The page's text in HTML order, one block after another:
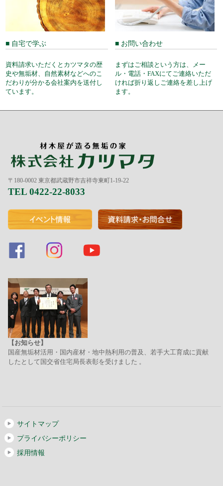
■ 自宅で学ぶ
資料請求いただくとカツマタの歴
史や無垢材、自然素材などへのこ
だわりが分かる会社案内を送付し
ています。
■ お問い合わせ
まずはご相談という方は、メー
ル・電話・FAXにてご連絡いただ
ければ折り返しご連絡を差し上げ
ます。
〒180-0002 東京都武蔵野市吉祥寺東町1-19-22
TEL 0422-22-8033
【お知らせ】
国産無垢材活用・国内産材・地中熱利用の普及、若手大工育成に貢献
したとして国交省住宅局長表彰を受けました 。
サイトマップ
プライバシーポリシー
採用情報